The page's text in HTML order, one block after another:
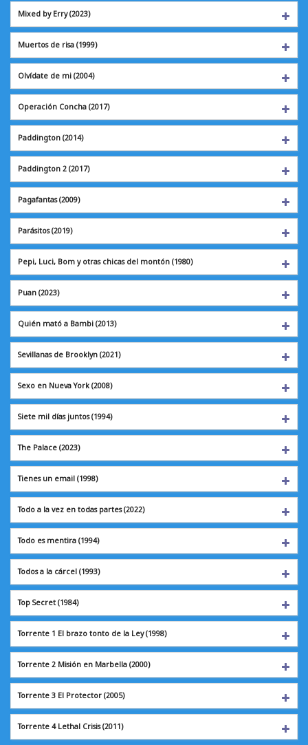
Mixed by Erry(2023)
Muertos de risa (1999)
Olvídate de mi (2004)
Operación Concha (2017)
Paddington (2014)
Paddington 2 (2017)
Pagafantas(2009)
Parásitos(2019)
Pepi, Luci, Bom y otras chicas del montón (1980)
Puan (2023)
Quién mató a Bambi (2013)
Sevillanas de Brooklyn (2021)
Sexo en Nueva York (2008)
Siete mil días juntos (1994)
The Palace (2023)
Tienes un email (1998)
Todo a la vez en todas partes (2022)
Todo es mentira (1994)
Todos a la cárcel (1993)
Top Secret (1984)
Torrente 1 El brazo tonto de la Ley (1998)
Torrente 2 Misión en Marbella (2000)
Torrente 3 El Protector (2005)
Torrente 4 Lethal Crisis (2011)